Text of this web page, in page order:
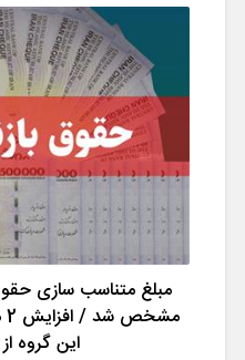
مبلغ متناسب سازی
این گروه